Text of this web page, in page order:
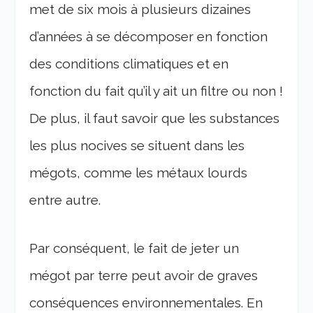
met de six mois à plusieurs dizaines
d’années à se décomposer en fonction
des conditions climatiques et en
fonction du fait qu’il y ait un filtre ou non !
De plus, il faut savoir que les substances
les plus nocives se situent dans les
mégots, comme les métaux lourds
entre autre.
Par conséquent, le fait de jeter un
mégot par terre peut avoir de graves
conséquences environnementales. En